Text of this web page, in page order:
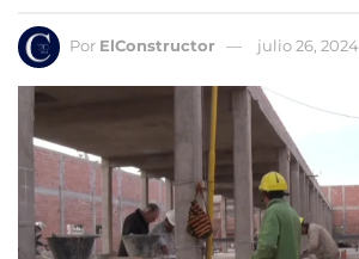
Por ElConstructor julio 26, 2024